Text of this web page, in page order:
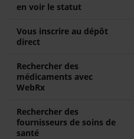
en voir le statut
Vous inscrire au dépôt
direct
Rechercher des
médicaments avec
WebRx
Rechercher des
fournisseurs de soins de
santé